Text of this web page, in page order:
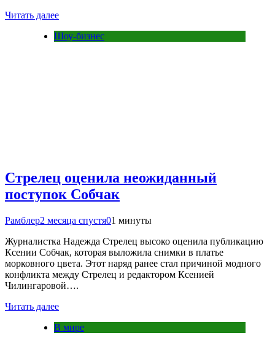
Читать далее
Шоу-бизнес
Стрелец оценила неожиданный
поступок Собчак
Рамблер2 месяца спустя01 минуты
Журналистка Надежда Стрелец высоко оценила публикацию
Ксении Собчак, которая выложила снимки в платье
морковного цвета. Этот наряд ранее стал причиной модного
конфликта между Стрелец и редактором Ксенией
Чилингаровой….
Читать далее
В мире